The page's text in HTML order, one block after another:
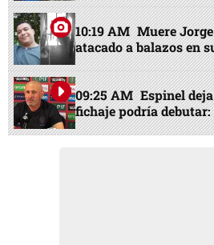
10:19 AM Muere
atacado a balazos en
09:25 AM Espinel
fichaje podría debutar: